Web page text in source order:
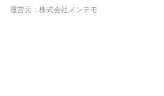
運営元：株式会社メンテモ